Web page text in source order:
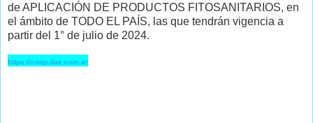
de APLICACIÓN DE PRODUCTOS FITOSANITARIOS, en
el ámbito de TODO EL PAÍS, las que tendrán vigencia a
partir del 1° de julio de 2024.
https://coop.dae.com.ar